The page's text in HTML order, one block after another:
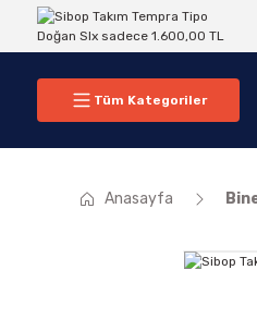
Tüm Kategoriler
Anasayfa